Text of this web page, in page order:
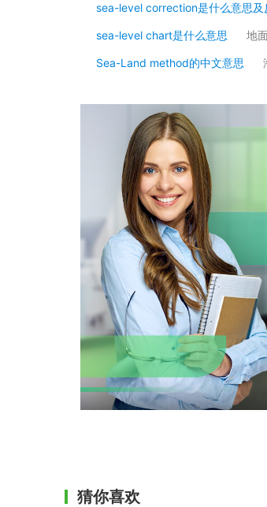
sea-level correction是什么意思及
sea-level chart是什么意思 地
Sea-Land method的中文意思
猜你喜欢